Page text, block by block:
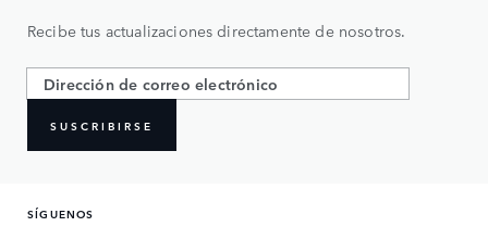
Recibe tus actualizaciones directamente de nosotros.
SUSCRIBIRSE
SÍGUENOS